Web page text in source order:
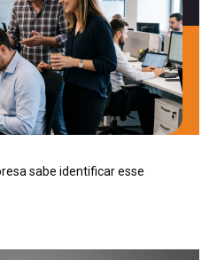
sabe identificar esse